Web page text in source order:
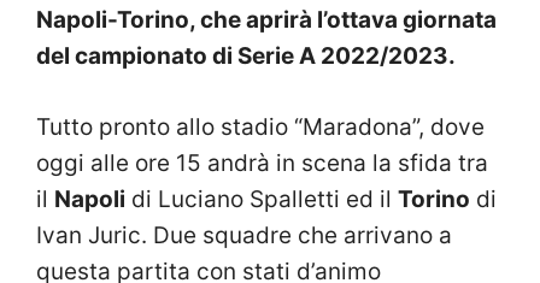
Napoli-Torino, che aprirà l’ottava giornata
del campionato di Serie A 2022/2023.
Tutto pronto allo stadio “Maradona”, dove
oggi alle ore 15 andrà in scena la sfida tra
il Napoli di Luciano Spalletti ed il Torino di
Ivan Juric. Due squadre che arrivano a
questa partita con stati d’animo